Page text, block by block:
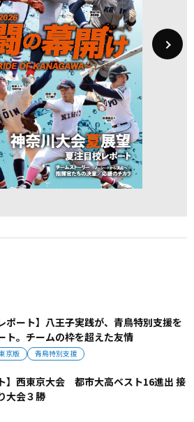
ポート】八王子実践が、青鳥特別支援を
ト。チームの枠を超えた友情
京版 青鳥特別支援
】西東京大会 都市大高ベスト16進出 接
大会３勝